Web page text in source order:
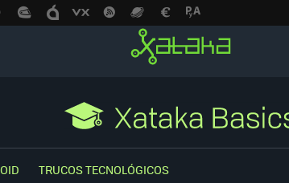
TRUCOS TECNOLÓGICOS